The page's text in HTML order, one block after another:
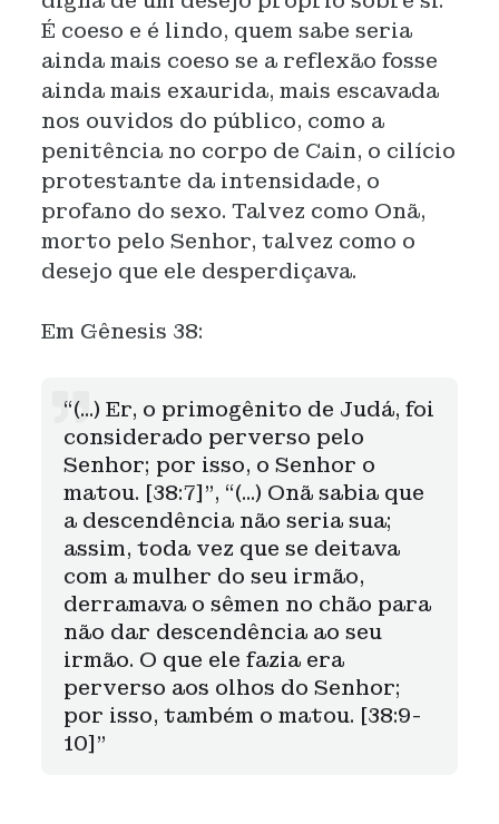
É coeso e é lindo, quem sabe seria
ainda mais coeso se a reflexão fosse
ainda mais exaurida, mais escavada
nos ouvidos do público, como a
penitência no corpo de Cain, o cilício
protestante da intensidade, o
profano do sexo. Talvez como Onã,
morto pelo Senhor, talvez como o
desejo que ele desperdiçava.
Em Gênesis 38:
“(...) Er, o primogênito de Judá, foi
considerado perverso pelo
Senhor; por isso, o Senhor o
matou. [38:7]”, “(...) Onã sabia que
a descendência não seria sua;
assim, toda vez que se deitava
com a mulher do seu irmão,
derramava o sêmen no chão para
não dar descendência ao seu
irmão. O que ele fazia era
perverso aos olhos do Senhor;
por isso, também o matou. [38:9-
10]”